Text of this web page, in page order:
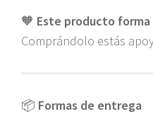
🧡 Este producto
Comprándolo estás
📦 Formas de entrega